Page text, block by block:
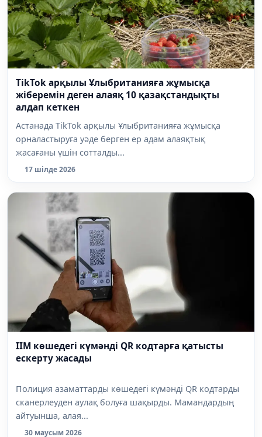
TikTok арқылы Ұлыбританияға жұмысқа
жіберемін деген алаяқ 10 қазақстандықты
алдап кеткен
Астанада TikTok арқылы Ұлыбританияға жұмысқа
орналастыруға уәде берген ер адам алаяқтық
жасағаны үшін сотталды...
17 шілде 2026
ІІМ көшедегі күмәнді QR кодтарға қатысты
ескерту жасады
Полиция азаматтарды көшедегі күмәнді QR кодтарды
сканерлеуден аулақ болуға шақырды. Мамандардың
айтуынша, алая...
30 маусым 2026